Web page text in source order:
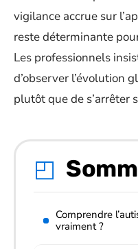
vigilance accrue sur
reste déterminante
Les professionnels
d’observer l’évolution
plutôt que de s’arrêter
Comprendre
vraiment ?